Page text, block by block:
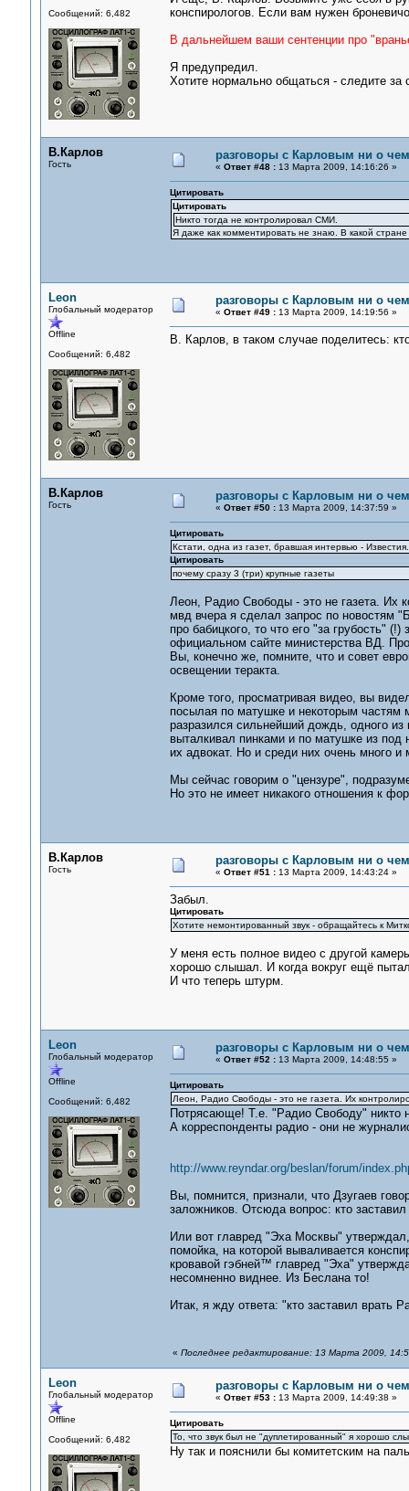
Сообщений: 6,482
конспирологов. Если вам нужен
В дальнейшем ваши сентенции про
Я предупредил.
Хотите нормально общаться - следите за
В.Карлов
Гость
разговоры с Карловым ни о
« Ответ #48 :13 Марта 2009, 14:16:26 »
Цитировать
Цитировать
Никто тогда не контролировал СМИ.
Я даже как комментировать не знаю. В какой
Leon
Глобальный модератор
Offline
Сообщений: 6,482
разговоры с Карловым ни о
« Ответ #49 :13 Марта 2009, 14:19:56 »
В. Карлов, в таком случае поделитесь:
В.Карлов
Гость
разговоры с Карловым ни о
« Ответ #50 :13 Марта 2009, 14:37:59 »
Цитировать
Кстати, одна из газет, бравшая интервью -
Цитировать
почему сразу 3 (три) крупные газеты
Леон, Радио Свободы - это не газета. Их
мвд вчера я сделал запрос по новостям
про бабицкого, то что его "за грубость"
официальном сайте министерства ВД.
Вы, конечно же, помните, что и совет
освещении теракта.
Кроме того, просматривая видео, вы
посылая по матушке и некоторым частям
разразился сильнейший дождь, одного
выталкивал пинками и по матушке из под
их адвокат. Но и среди них очень много и
Мы сейчас говорим о "цензуре",
Но это не имеет никакого отношения к
В.Карлов
Гость
разговоры с Карловым ни о
« Ответ #51 :13 Марта 2009, 14:43:24 »
Забыл.
Цитировать
Хотите немонтированный звук - обращайтесь к
У меня есть полное видео с другой
хорошо слышал. И когда вокруг ещё
И что теперь штурм.
Leon
Глобальный модератор
Offline
Сообщений: 6,482
разговоры с Карловым ни о
« Ответ #52 :13 Марта 2009, 14:48:55 »
Цитировать
Леон, Радио Свободы - это не газета. Их
Потрясающе! Т.е. "Радио Свободу" никто
А корреспонденты радио - они не
http://www.reyndar.org/beslan/forum/
Вы, помнится, признали, что Дзугаев
заложников. Отсюда вопрос: кто
Или вот главред "Эха Москвы"
помойка, на которой вываливается
кровавой гэбней™ главред "Эха"
несомненно виднее. Из Беслана то!
Итак, я жду ответа: "кто заставил врать
« Последнее редактирование: 13 Марта 2009,
Leon
Глобальный модератор
Offline
Сообщений: 6,482
разговоры с Карловым ни о
« Ответ #53 :13 Марта 2009, 14:49:38 »
Цитировать
То, что звук был не "дуплетированный" я хорошо
Ну так и пояснили бы комитетским на